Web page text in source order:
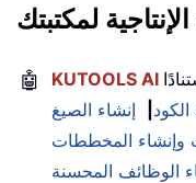
لمكتبتك
🤖
الكود
إنشاء الصيغ
وإنشاء المخططات
الوظائف المحسنة